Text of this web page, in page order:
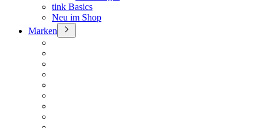
tink Basics
Neu im Shop
Marken